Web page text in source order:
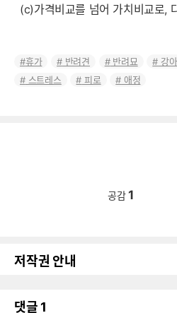
(c)가격비교를 넘어 가치비교로,
휴가 반려견 반려묘 강
스트레스
피로 애정
공감 1
저작권 안내
댓글 1